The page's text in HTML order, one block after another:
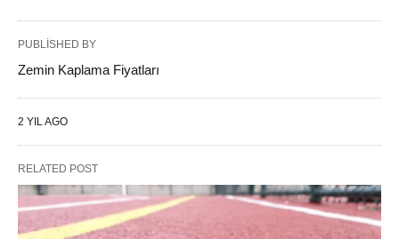
PUBLISHED BY
Zemin Kaplama Fiyatları
2 YIL AGO
RELATED POST